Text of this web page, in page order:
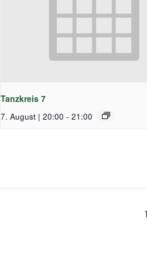
Tanzkreis 7
7. August | 20:00 - 21:00